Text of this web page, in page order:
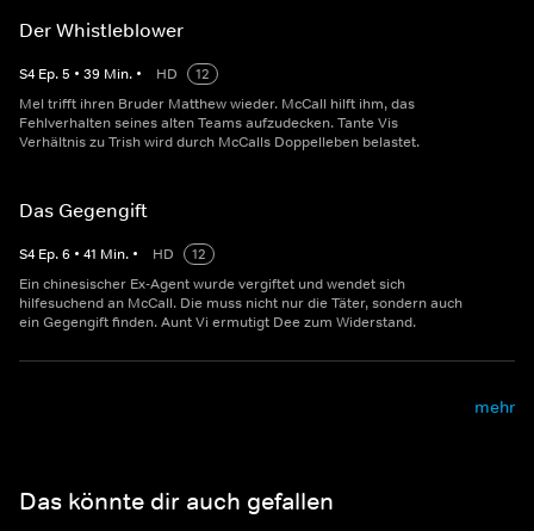
Der Whistleblower
S4 Ep.5 • 39 Min. • HD
12
Mel trifft ihren Bruder Matthew wieder. McCall hilft ihm, das
Fehlverhalten seines alten Teams aufzudecken. Tante Vis
Verhältnis zu Trish wird durch McCalls Doppelleben belastet.
Das Gegengift
S4 Ep.6 • 41 Min. • HD
12
Ein chinesischer Ex-Agent wurde vergiftet und wendet sich
hilfesuchend an McCall. Die muss nicht nur die Täter, sondern auch
ein Gegengift finden. Aunt Vi ermutigt Dee zum Widerstand.
mehr
Das könnte dir auch gefallen